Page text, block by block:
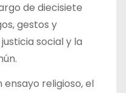
de diecisiete
gestos y
social y la
ensayo religioso, el